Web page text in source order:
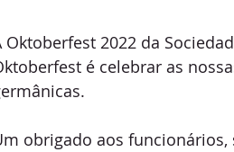
Oktoberfest 2022 da
é celebrar as
obrigado aos funcionários,